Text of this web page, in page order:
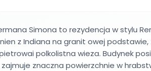
Simona to rezydencja w stylu
z Indiana na granit owej podstawie,
polkolistna wieza. Budynek
znaczna powierzchnie w